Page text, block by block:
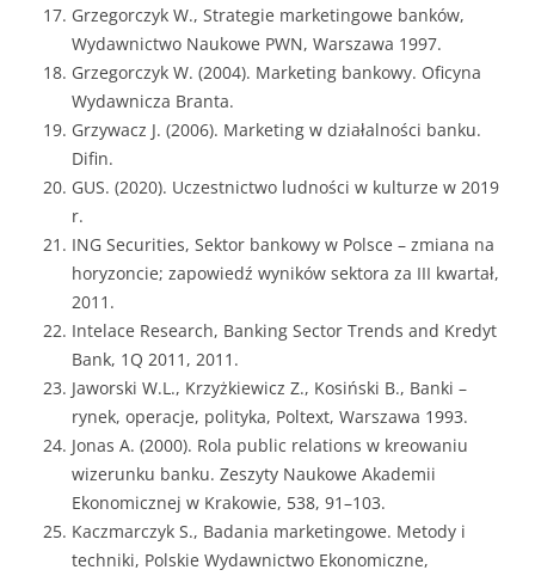
Grzegorczyk W., Strategie marketingowe banków,
Wydawnictwo Naukowe PWN, Warszawa 1997.
Grzegorczyk W. (2004). Marketing bankowy. Oficyna
Wydawnicza Branta.
Grzywacz J. (2006). Marketing w działalności banku.
Difin.
GUS. (2020). Uczestnictwo ludności w kulturze w 2019
r.
ING Securities, Sektor bankowy w Polsce – zmiana na
horyzoncie; zapowiedź wyników sektora za III kwartał,
2011.
Intelace Research, Banking Sector Trends and Kredyt
Bank, 1Q 2011, 2011.
Jaworski W.L., Krzyżkiewicz Z., Kosiński B., Banki –
rynek, operacje, polityka, Poltext, Warszawa 1993.
Jonas A. (2000). Rola public relations w kreowaniu
wizerunku banku. Zeszyty Naukowe Akademii
Ekonomicznej w Krakowie, 538, 91–103.
Kaczmarczyk S., Badania marketingowe. Metody i
techniki, Polskie Wydawnictwo Ekonomiczne,